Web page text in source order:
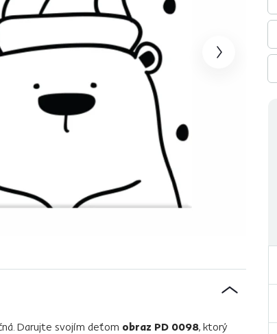
Darujte svojím deťom obraz PD 0098, ktorý